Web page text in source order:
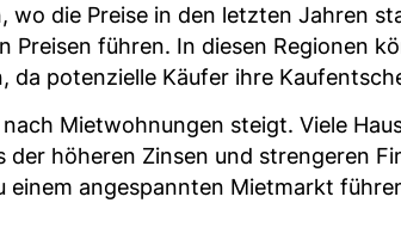
die Preise in den letzten Jahren
Preisen führen. In diesen Regionen
potenzielle Käufer ihre
Mietwohnungen steigt. Viele
höheren Zinsen und strengeren
einem angespannten Mietmarkt